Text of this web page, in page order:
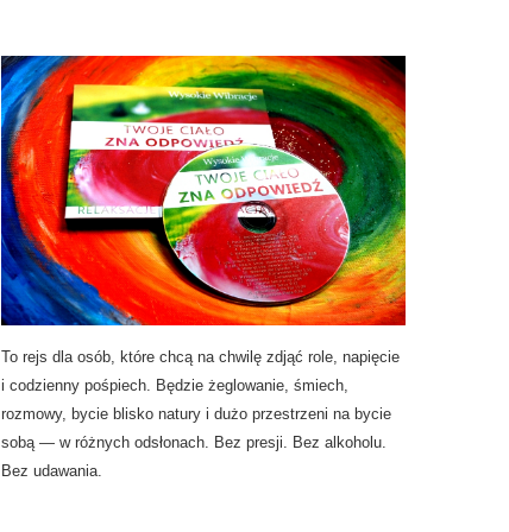
To rejs dla osób, które chcą na chwilę zdjąć role, napięcie
i codzienny pośpiech. Będzie żeglowanie, śmiech,
rozmowy, bycie blisko natury i dużo przestrzeni na bycie
sobą — w różnych odsłonach. Bez presji. Bez alkoholu.
Bez udawania.